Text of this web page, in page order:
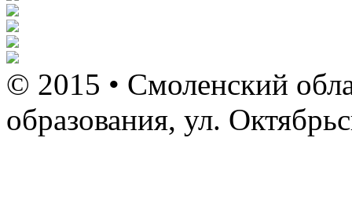
© 2015 • Смоленский
образования, ул.